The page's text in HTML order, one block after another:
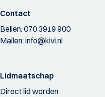
Contact
Bellen:070 3919 900
Mailen:info@kivi.nl
Lidmaatschap
Direct lid worden